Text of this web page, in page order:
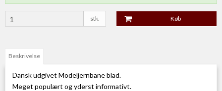
stk. Køb
Beskrivelse
Dansk udgivet Modeljernbane blad.
Meget populært og yderst informativt.